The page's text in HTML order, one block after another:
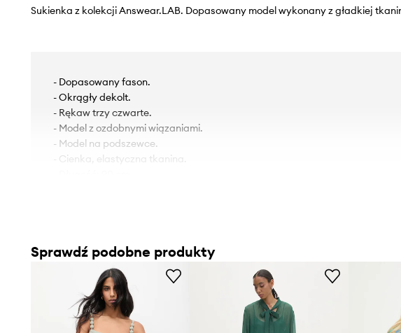
Sukienka z kolekcji Answear.LAB. Dopasowany model wykonany z gładkiej
- Dopasowany fason.
- Okrągły dekolt.
- Rękaw trzy czwarte.
- Model z ozdobnymi wiązaniami.
- Model na podszewce.
- Cienka, elastyczna tkanina.
Sprawdź podobne produkty